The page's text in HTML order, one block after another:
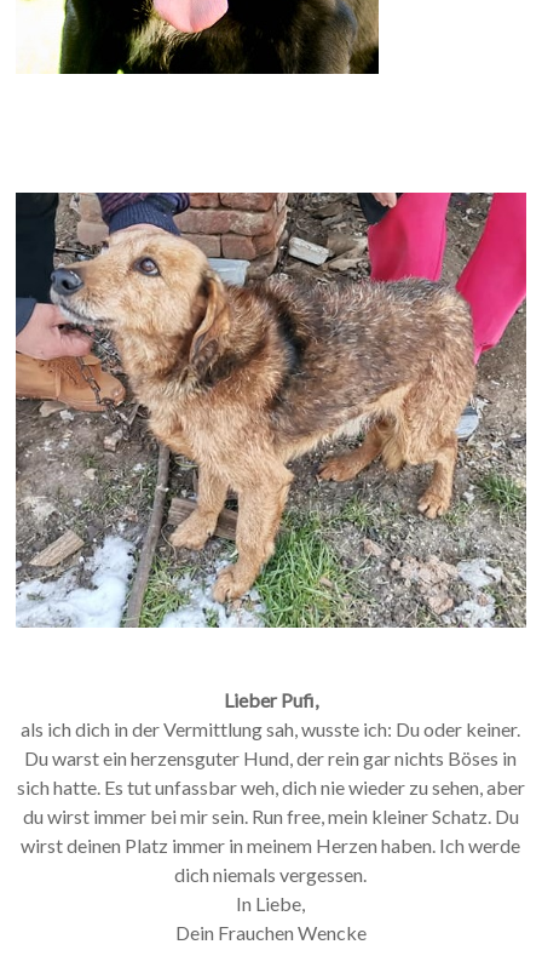
Lieber Pufi,
als ich dich in der Vermittlung sah, wusste ich: Du oder keiner.
Du warst ein herzensguter Hund, der rein gar nichts Böses in
sich hatte. Es tut unfassbar weh, dich nie wieder zu sehen, aber
du wirst immer bei mir sein. Run free, mein kleiner Schatz. Du
wirst deinen Platz immer in meinem Herzen haben. Ich werde
dich niemals vergessen.
In Liebe,
Dein Frauchen Wencke